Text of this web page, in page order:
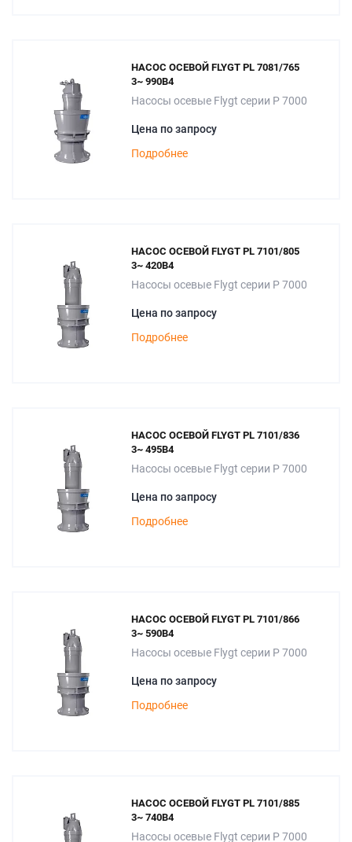
НАСОС ОСЕВОЙ FLYGT PL 7081/765
3~ 990B4
Насосы осевые Flygt серии P 7000
Цена по запросу
Подробнее
НАСОС ОСЕВОЙ FLYGT PL 7101/805
3~ 420B4
Насосы осевые Flygt серии P 7000
Цена по запросу
Подробнее
НАСОС ОСЕВОЙ FLYGT PL 7101/836
3~ 495B4
Насосы осевые Flygt серии P 7000
Цена по запросу
Подробнее
НАСОС ОСЕВОЙ FLYGT PL 7101/866
3~ 590B4
Насосы осевые Flygt серии P 7000
Цена по запросу
Подробнее
НАСОС ОСЕВОЙ FLYGT PL 7101/885
3~ 740B4
Насосы осевые Flygt серии P 7000